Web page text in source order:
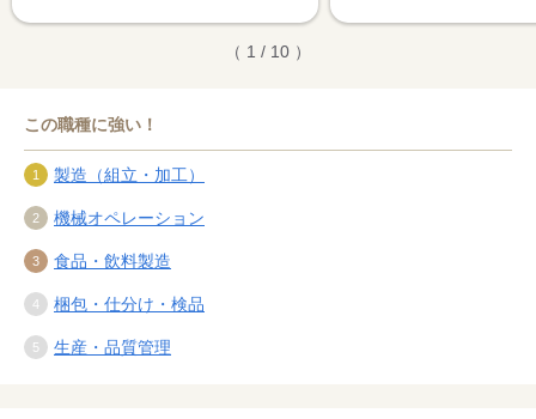
（ 1 / 10 ）
この職種に強い！
製造（組立・加工）
機械オペレーション
食品・飲料製造
梱包・仕分け・検品
生産・品質管理